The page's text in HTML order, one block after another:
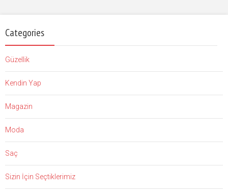
Categories
Güzellik
Kendin Yap
Magazin
Moda
Saç
Sizin İçin Seçtiklerimiz